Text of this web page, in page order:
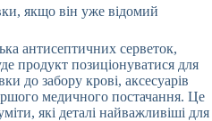
якщо він уже відомий
антисептичних серветок,
продукт позиціонуватися для
до забору крові, аксесуарів
медичного постачання. Це
які деталі найважливіші для